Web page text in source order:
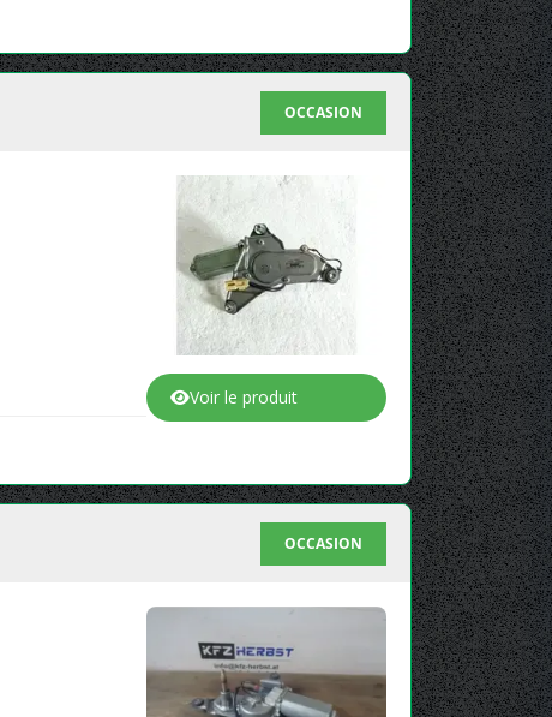
OCCASION
Voir le produit
OCCASION